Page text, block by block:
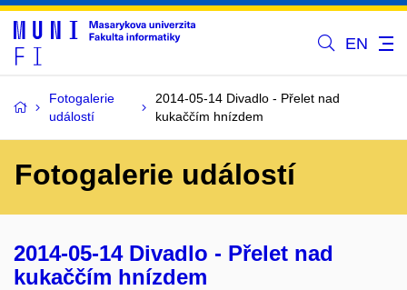
EN
Fotogalerie
událostí
2014-05-14 Divadlo - Přelet nad
kukaččím hnízdem
Fotogalerie událostí
2014-05-14 Divadlo - Přelet nad
kukaččím hnízdem